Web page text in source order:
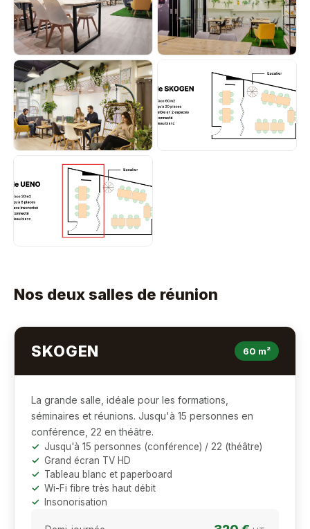
Nos deux salles de réunion
SKOGEN 60 m²
La grande salle, idéale pour les formations,
séminaires et réunions. Jusqu'à 15 personnes en
conférence, 22 en théâtre.
Jusqu'à 15 personnes (conférence) / 22 (théâtre)
Grand écran TV HD
Tableau blanc et paperboard
Wi-Fi fibre très haut débit
Insonorisation